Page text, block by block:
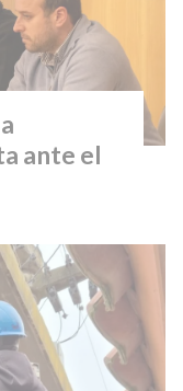
ante el